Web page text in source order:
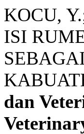
KOCU,
ISI
dan